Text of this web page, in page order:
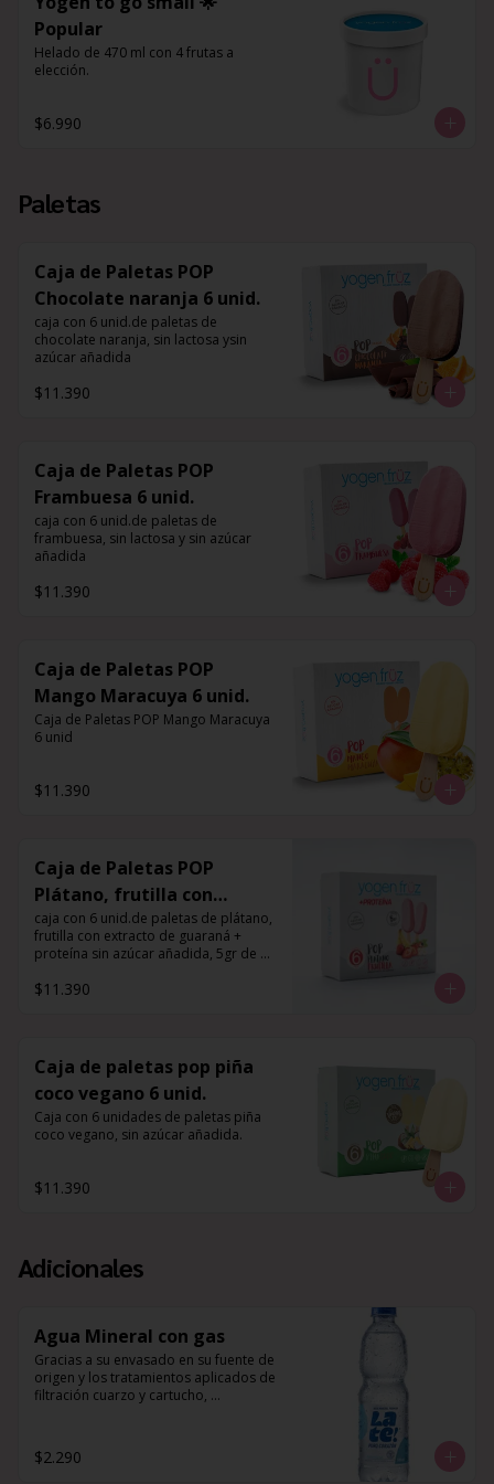
Popular
Helado de 470 ml con 4 frutas a
elección.
$6.990
Paletas
Caja de Paletas POP
Chocolate naranja 6 unid.
caja con 6 unid.de paletas de
chocolate naranja, sin lactosa ysin
azúcar añadida
$11.390
Caja de Paletas POP
Frambuesa 6 unid.
caja con 6 unid.de paletas de
frambuesa, sin lactosa y sin azúcar
añadida
$11.390
Caja de Paletas POP
Mango Maracuya 6 unid.
Caja de Paletas POP Mango Maracuya
6 unid
$11.390
Caja de Paletas POP
Plátano, frutilla con
extracto de guaraná +
proteína 6 unid.
caja con 6 unid.de paletas de plátano,
frutilla con extracto de guaraná +
proteína sin azúcar añadida, 5gr de
$11.390
Caja de paletas pop piña
coco vegano 6 unid.
Caja con 6 unidades de paletas piña
coco vegano, sin azúcar añadida.
$11.390
Adicionales
Agua Mineral con gas
Gracias a su envasado en su fuente de
origen y los tratamientos aplicados de
filtración cuarzo y cartucho,
mineral natural de Potasio, Magnesio y
Calcio, es que esta agua es perfecta
$2.290